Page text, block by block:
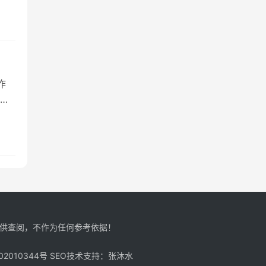
查阅，不作为任何参考依据！
号 SEO技术支持： 张沐水